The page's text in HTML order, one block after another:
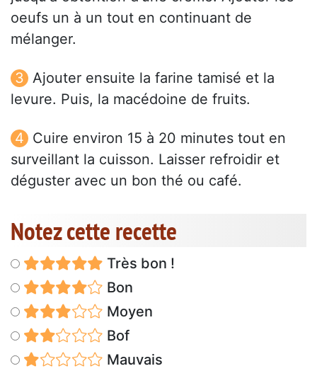
oeufs un à un tout en continuant de
mélanger.
Ajouter ensuite la farine tamisé et la
levure. Puis, la macédoine de fruits.
Cuire environ 15 à 20 minutes tout en
surveillant la cuisson. Laisser refroidir et
déguster avec un bon thé ou café.
Notez cette recette
Très bon !
Bon
Moyen
Bof
Mauvais